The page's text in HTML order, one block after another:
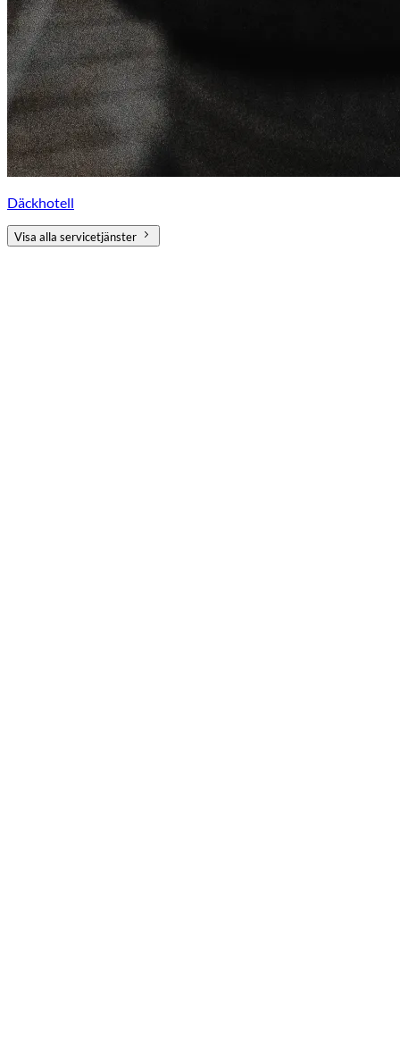
Däckhotell
Visa alla servicetjänster